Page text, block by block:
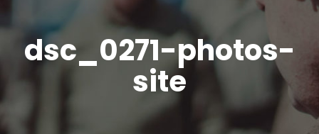
dsc_0271-photos-
site